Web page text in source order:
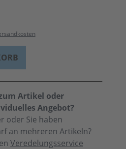
Artikel oder
Angebot?
oder Sie haben
an mehreren Artikeln?
Veredelungsservice